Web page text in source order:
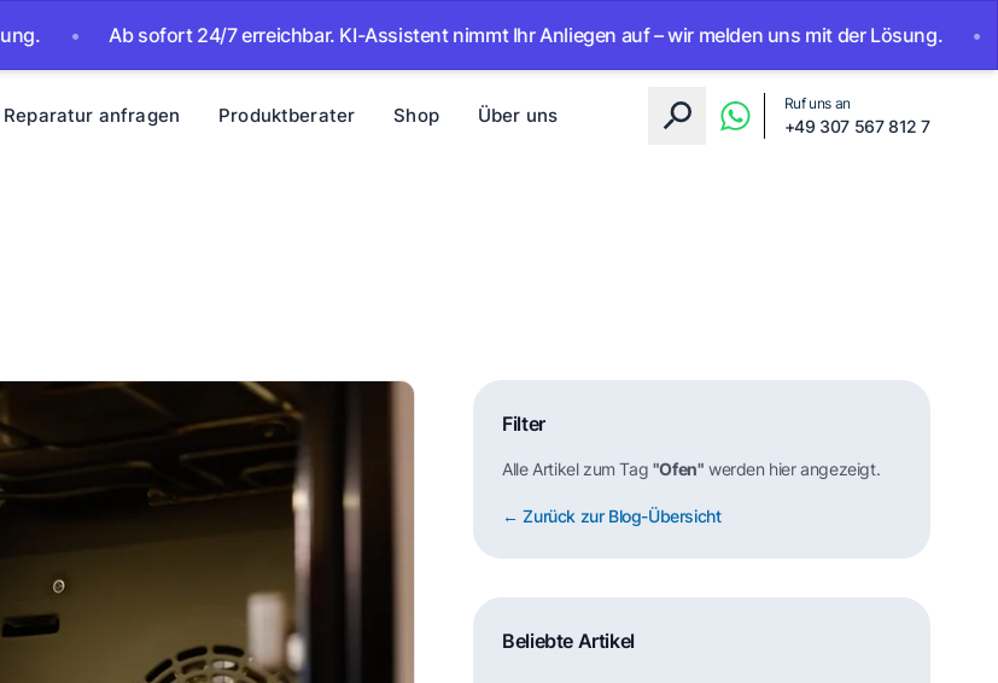
• Ab sofort 24/7 erreichbar. KI-Assistent nimmt Ihr Anliegen auf – wir melden uns mit der Lösung. • Ab
Reparatur anfragen Produktberater Shop Über uns
Ruf uns an
+49 307 567 812 7
Filter
Alle Artikel zum Tag "Ofen" werden hier angezeigt.
← Zurück zur Blog-Übersicht
Beliebte Artikel